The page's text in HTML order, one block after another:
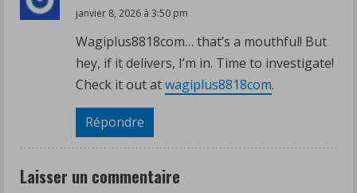
janvier 8, 2026 à 3:50 pm
Wagiplus8818com… that’s a mouthful! But
hey, if it delivers, I’m in. Time to investigate!
Check it out atwagiplus8818com.
Répondre
Laisser un commentaire